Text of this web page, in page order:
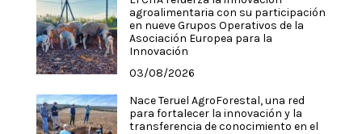
agroalimentaria con su participación
en nueve Grupos Operativos de la
Asociación Europea para la
Innovación
03/08/2026
Nace Teruel AgroForestal, una red
para fortalecer la innovación y la
transferencia de conocimiento en el